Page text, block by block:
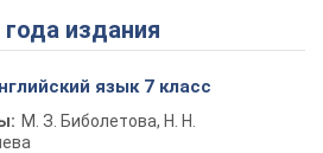
Play Video
года издания
язык 7 класс
М. З. Биболетова, Н. Н.